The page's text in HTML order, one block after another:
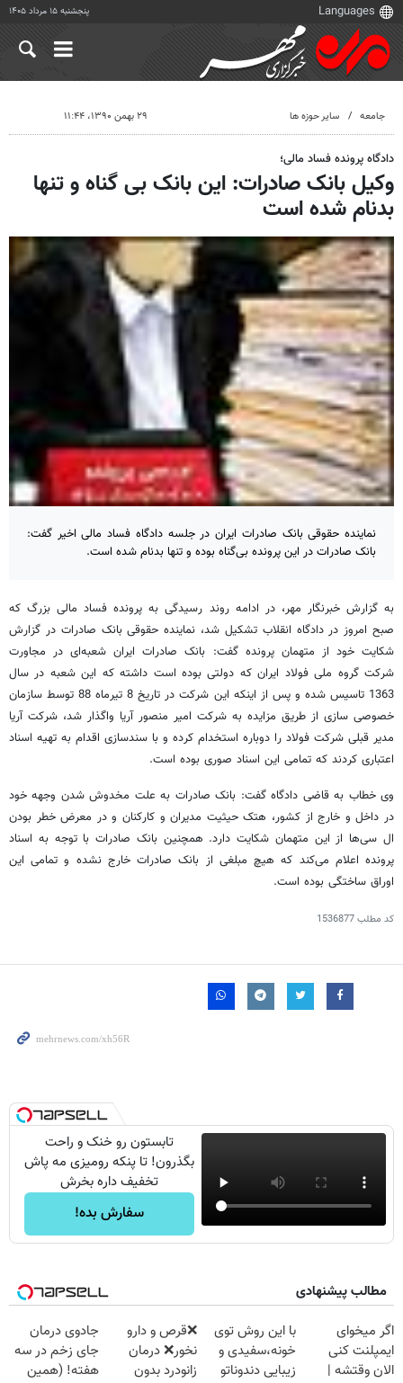
پنجشنبه ۱۵ مرداد ۱۴۰۵
جامعه سایر حوزه ها ۲۹ بهمن ۱۳۹۰، ۱۱:۴۴
دادگاه پرونده فساد مالی؛
وکیل بانک صادرات: این بانک بی گناه و تنها
بدنام شده است
نماینده حقوقی بانک صادرات ایران در جلسه دادگاه فساد مالی اخیر گفت:
بانک صادرات در این پرونده بی‌گناه بوده و تنها بدنام شده است.
به گزارش خبرنگار مهر، در ادامه روند رسیدگی به پرونده فساد مالی بزرگ که
صبح امروز در دادگاه انقلاب تشکیل شد، نماینده حقوقی بانک صادرات در گزارش
شکایت خود از متهمان پرونده گفت: بانک صادرات ایران شعبه‌ای در مجاورت
شرکت گروه ملی فولاد ایران که دولتی بوده است داشته که این شعبه در سال
1363 تاسیس شده و پس از اینکه این شرکت در تاریخ 8 تیرماه 88 توسط سازمان
خصوصی سازی از طریق مزایده به شرکت امیر منصور آریا واگذار شد، شرکت آریا
مدیر قبلی شرکت فولاد را دوباره استخدام کرده و با سندسازی اقدام به تهیه اسناد
اعتباری کردند که تمامی این اسناد صوری بوده است.
وی خطاب به قاضی دادگاه گفت: بانک صادرات به علت مخدوش شدن وجهه خود
در داخل و خارج از کشور، هتک حیثیت مدیران و کارکنان و در معرض خطر بودن
ال سی‌ها از این متهمان شکایت دارد. همچنین بانک صادرات با توجه به اسناد
پرونده اعلام می‌کند که هیچ مبلغی از بانک صادرات خارج نشده و تمامی این
اوراق ساختگی بوده است.
کد مطلب1536877
تابستون رو خنک و راحت
بگذرون! تا پنکه رومیزی مه پاش
تخفیف داره بخرش
سفارش بده!
مطالب پیشنهادی
اگر میخوای
ایمپلنت کنی
الان وقتشه |
با این روش توی
خونه،سفیدی و
زیبایی دندوناتو
❌قرص‌ و دارو
نخور❌ درمان
زانودرد بدون
جادوی درمان
جای زخم در سه
هفته! (همین